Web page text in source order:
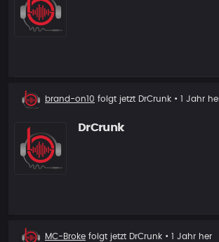
Neuer
brand-on10 folgt jetzt DrCrunk • 1 Jahr
DrCrunk
Neuer
MC-Broke folgt jetzt DrCrunk • 1 Jahr her